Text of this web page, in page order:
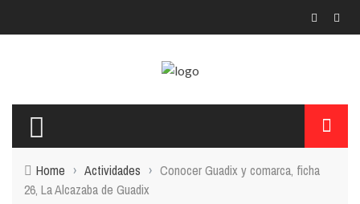
Home › Actividades › Conocer Guadix y comarca, ficha
26, La Alcazaba de Guadix